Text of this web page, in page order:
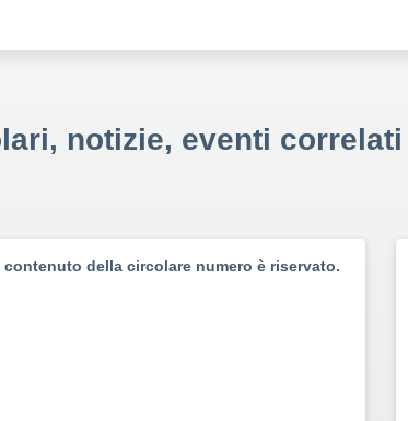
notizie, eventi correlati
contenuto della circolare numero è riservato.